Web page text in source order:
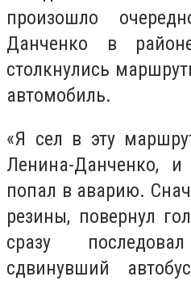
произошло
Данченко в
столкнулись
автомобиль.
«Я сел в эту
Ленина-Данченко,
попал в аварию.
резины, повернул
сразу
сдвинувший